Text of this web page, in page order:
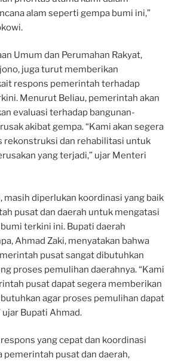
alam seperti gempa bumi ini,”
Umum dan Perumahan Rakyat,
juga turut memberikan
respons pemerintah terhadap
Menurut Beliau, pemerintah akan
evaluasi terhadap bangunan-
akibat gempa. “Kami akan segera
rekonstruksi dan rehabilitasi untuk
yang terjadi,” ujar Menteri
masih diperlukan koordinasi yang baik
pusat dan daerah untuk mengatasi
terkini ini. Bupati daerah
Ahmad Zaki, menyatakan bahwa
pusat sangat dibutuhkan
proses pemulihan daerahnya. “Kami
pusat dapat segera memberikan
agar proses pemulihan dapat
ujar Bupati Ahmad.
yang cepat dan koordinasi
pemerintah pusat dan daerah,